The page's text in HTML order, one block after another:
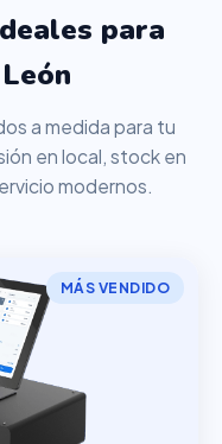
para
a medida para tu
en local, stock en
modernos.
MÁS VENDIDO